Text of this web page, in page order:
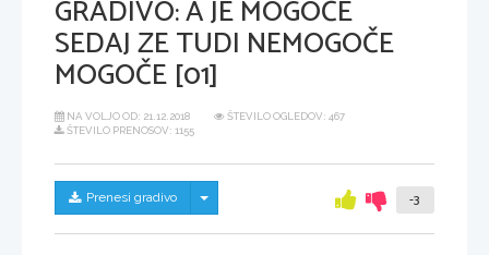
GRADIVO:A JE MOGOČE
SEDAJ ZE TUDI NEMOGOČE
MOGOČE [01]
NA VOLJO OD: 21.12.2018
ŠTEVILO OGLEDOV: 467
ŠTEVILO PRENOSOV: 1155
Prenesi gradivo Skrij/prikaži meni -3